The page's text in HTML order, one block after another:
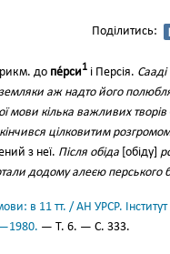
Поділитись:
до пе́рси1 і Персія.
аж надто його
мови кілька важливих творів
цілковитим
з неї. Після обіда [обіду]
додому алеєю перського
в 11 тт. / АН УРСР.
— Т. 6. — С. 333.